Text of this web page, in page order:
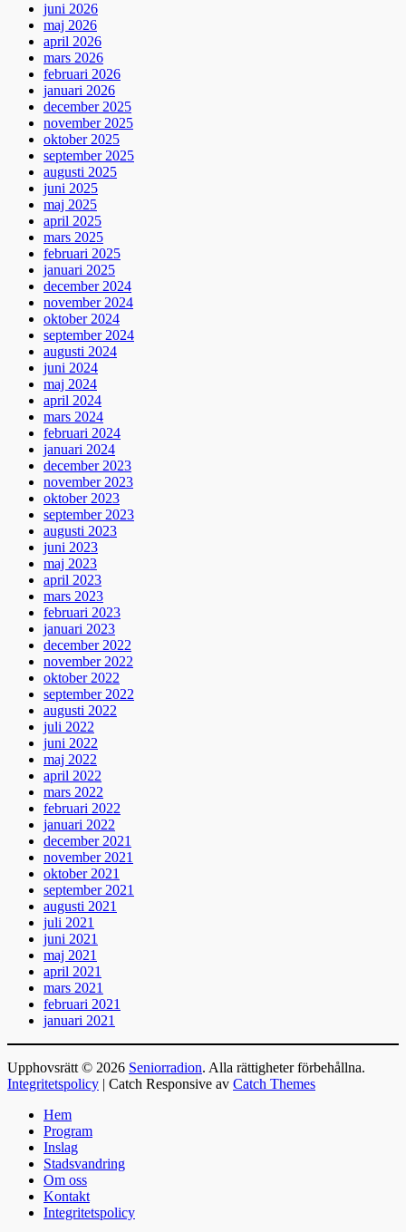
juni 2026
maj 2026
april 2026
mars 2026
februari 2026
januari 2026
december 2025
november 2025
oktober 2025
september 2025
augusti 2025
juni 2025
maj 2025
april 2025
mars 2025
februari 2025
januari 2025
december 2024
november 2024
oktober 2024
september 2024
augusti 2024
juni 2024
maj 2024
april 2024
mars 2024
februari 2024
januari 2024
december 2023
november 2023
oktober 2023
september 2023
augusti 2023
juni 2023
maj 2023
april 2023
mars 2023
februari 2023
januari 2023
december 2022
november 2022
oktober 2022
september 2022
augusti 2022
juli 2022
juni 2022
maj 2022
april 2022
mars 2022
februari 2022
januari 2022
december 2021
november 2021
oktober 2021
september 2021
augusti 2021
juli 2021
juni 2021
maj 2021
april 2021
mars 2021
februari 2021
januari 2021
Upphovsrätt © 2026 Seniorradion. Alla rättigheter förbehållna.
Integritetspolicy | Catch Responsive av Catch Themes
Hem
Program
Inslag
Stadsvandring
Om oss
Kontakt
Integritetspolicy